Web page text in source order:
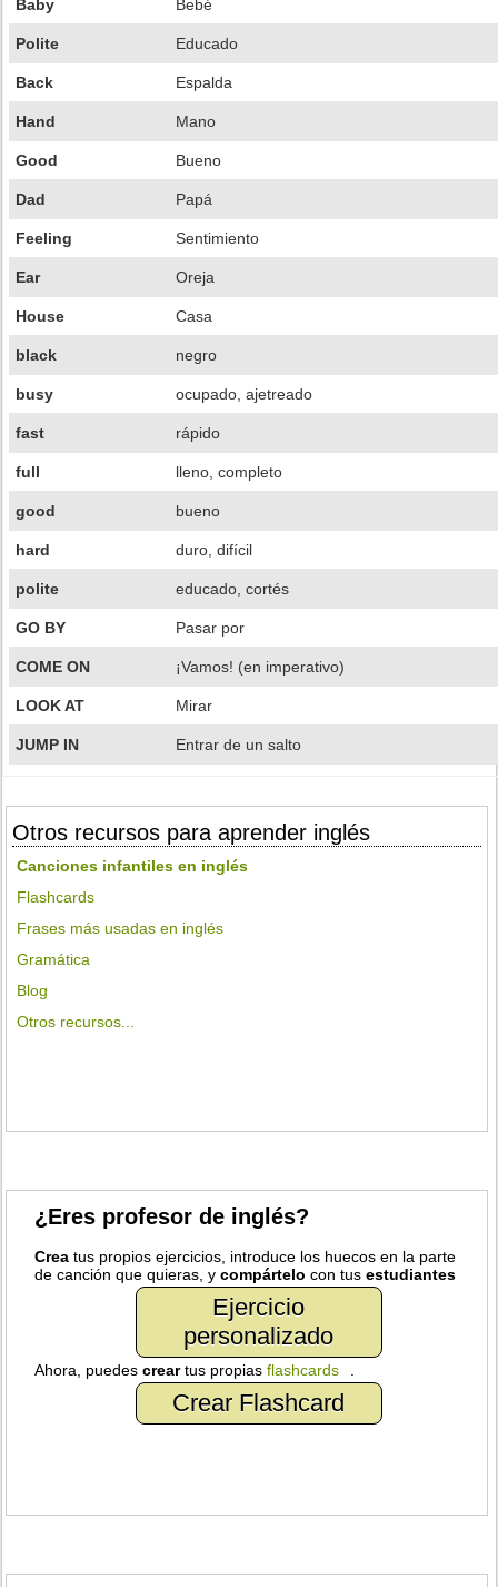
Baby Bebé
Polite Educado
Back Espalda
Hand Mano
Good Bueno
Dad Papá
Feeling Sentimiento
Ear Oreja
House Casa
black negro
busy ocupado, ajetreado
fast rápido
full lleno, completo
good bueno
hard duro, difícil
polite educado, cortés
GO BY Pasar por
COME ON ¡Vamos! (en imperativo)
LOOK AT Mirar
JUMP IN Entrar de un salto
Otros recursos para aprender inglés
Canciones infantiles en inglés
Flashcards
Frases más usadas en inglés
Gramática
Blog
Otros recursos...
¿Eres profesor de inglés?
Crea tus propios ejercicios, introduce los huecos en la parte
de canción que quieras, ycompártelo con tusestudiantes
Ejercicio
personalizado
Ahora, puedescreartus propiasflashcards
Crear Flashcard